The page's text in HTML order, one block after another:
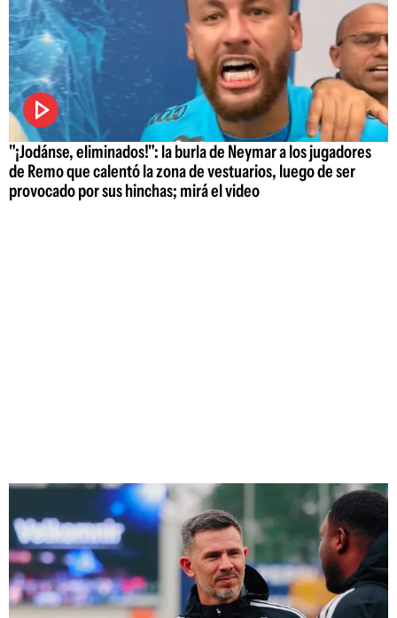
"¡Jodánse, eliminados!": la burla de Neymar a los jugadores
de Remo que calentó la zona de vestuarios, luego de ser
provocado por sus hinchas; mirá el video